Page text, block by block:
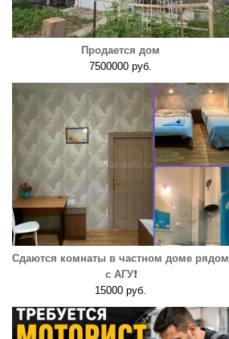
Продается дом
7500000 руб.
Сдаются комнаты в частном доме рядом
с АГУ❗️
15000 руб.